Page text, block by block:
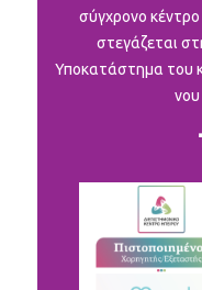
σύγχρονο
στεγάζεται
Υποκατάστημα του